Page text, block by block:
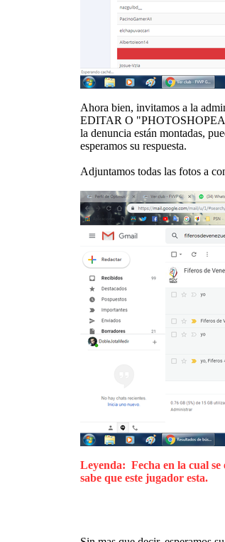
Ahora bien, invitamos a la
EDITAR O
la denuncia están montadas,
esperamos su respuesta.
Adjuntamos todas las fotos a
Leyenda: Fecha en la cual
sabe que este jugador esta.